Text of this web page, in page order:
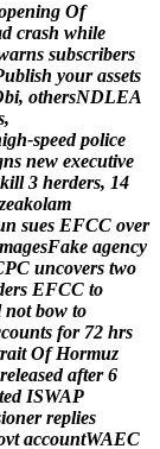
pening Of
d crash while
arns subscribers
ublish your assets
bi, othersNDLEA
,
igh-speed police
ns new executive
kill 3 herders, 14
zeakolam
n sues EFCC over
magesFake agency
PC uncovers two
ers EFCC to
not bow to
counts for 72 hrs
rait Of Hormuz
released after 6
ted ISWAP
ioner replies
vt accountWAEC